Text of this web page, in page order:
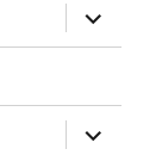
ブ
メ
ー
を
展
ブ